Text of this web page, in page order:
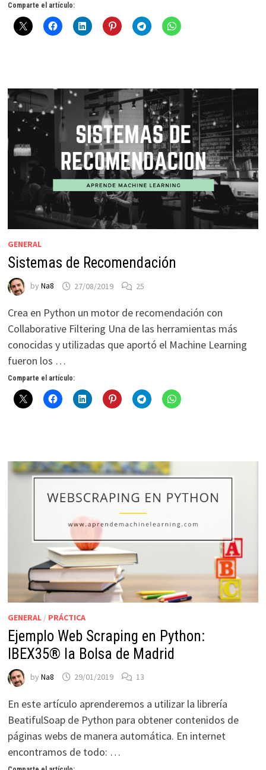
Comparte el artículo:
GENERAL
Sistemas de Recomendación
by Na8 27/08/2019 25
Crea en Python un motor de recomendación con
Collaborative Filtering Una de las herramientas más
conocidas y utilizadas que aportó el Machine Learning
fueron los …
Comparte el artículo:
GENERAL/ PRÁCTICA
Ejemplo Web Scraping en Python:
IBEX35® la Bolsa de Madrid
by Na8 29/01/2019 13
En este artículo aprenderemos a utilizar la librería
BeatifulSoap de Python para obtener contenidos de
páginas webs de manera automática. En internet
encontramos de todo: …